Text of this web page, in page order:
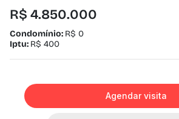
R$ 4.850.000
Condomínio: R$ 0
Iptu: R$ 400
Agendar visita